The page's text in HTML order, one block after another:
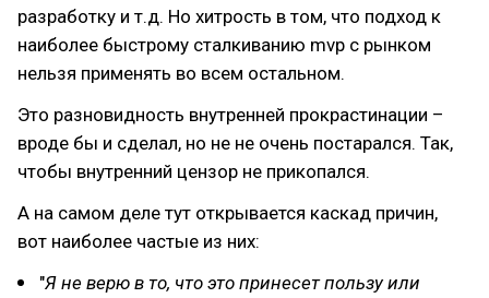
разработку и т.д. Но хитрость в том, что подход к
наиболее быстрому сталкиванию mvp c рынком
нельзя применять во всем остальном.
Это разновидность внутренней прокрастинации –
вроде бы и сделал, но не не очень постарался. Так,
чтобы внутренний цензор не прикопался.
А на самом деле тут открывается каскад причин,
вот наиболее частые из них:
"Я не верю в то, что это принесет пользу или